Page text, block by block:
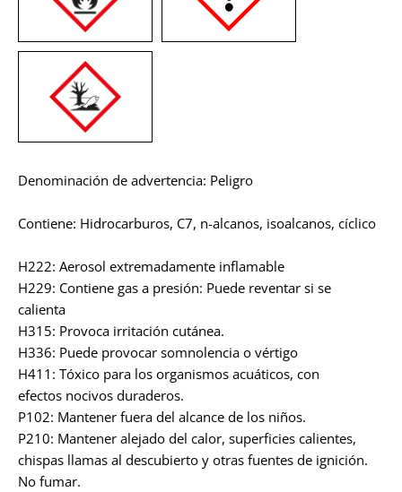
Denominación de advertencia: Peligro
Contiene: Hidrocarburos, C7, n-alcanos, isoalcanos, cíclico
H222: Aerosol extremadamente inflamable
H229: Contiene gas a presión: Puede reventar si se
calienta
H315: Provoca irritación cutánea.
H336: Puede provocar somnolencia o vértigo
H411: Tóxico para los organismos acuáticos, con
efectos nocivos duraderos.
P102: Mantener fuera del alcance de los niños.
P210: Mantener alejado del calor, superficies calientes,
chispas llamas al descubierto y otras fuentes de ignición.
No fumar.